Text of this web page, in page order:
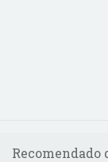
Recomendado